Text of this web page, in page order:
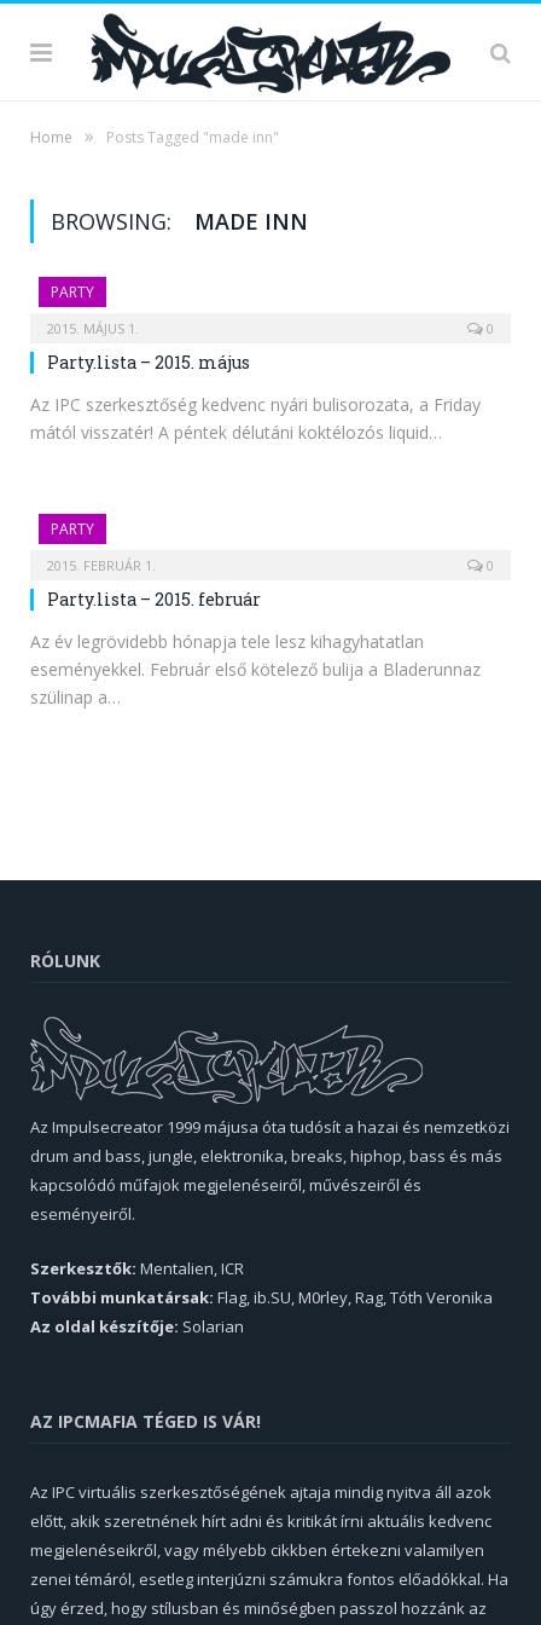
Home » Posts Tagged "made inn"
BROWSING: MADE INN
PARTY
2015. MÁJUS 1. 0
Party.lista – 2015. május
Az IPC szerkesztőség kedvenc nyári bulisorozata, a Friday
mától visszatér! A péntek délutáni koktélozós liquid…
PARTY
2015. FEBRUÁR 1. 0
Party.lista – 2015. február
Az év legrövidebb hónapja tele lesz kihagyhatatlan
eseményekkel. Február első kötelező bulija a Bladerunnaz
szülinap a…
RÓLUNK
Az Impulsecreator 1999 májusa óta tudósít a hazai és nemzetközi
drum and bass, jungle, elektronika, breaks, hiphop, bass és más
kapcsolódó műfajok megjelenéseiről, művészeiről és
eseményeiről.
Szerkesztők: Mentalien, ICR
További munkatársak: Flag, ib.SU, M0rley, Rag, Tóth Veronika
Az oldal készítője: Solarian
AZ IPCMAFIA TÉGED IS VÁR!
Az IPC virtuális szerkesztőségének ajtaja mindig nyitva áll azok
előtt, akik szeretnének hírt adni és kritikát írni aktuális kedvenc
megjelenéseikről, vagy mélyebb cikkben értekezni valamilyen
zenei témáról, esetleg interjúzni számukra fontos előadókkal. Ha
úgy érzed, hogy stílusban és minőségben passzol hozzánk az